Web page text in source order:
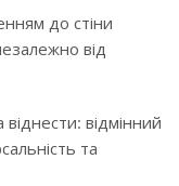
до стіни
від
відмінний
та